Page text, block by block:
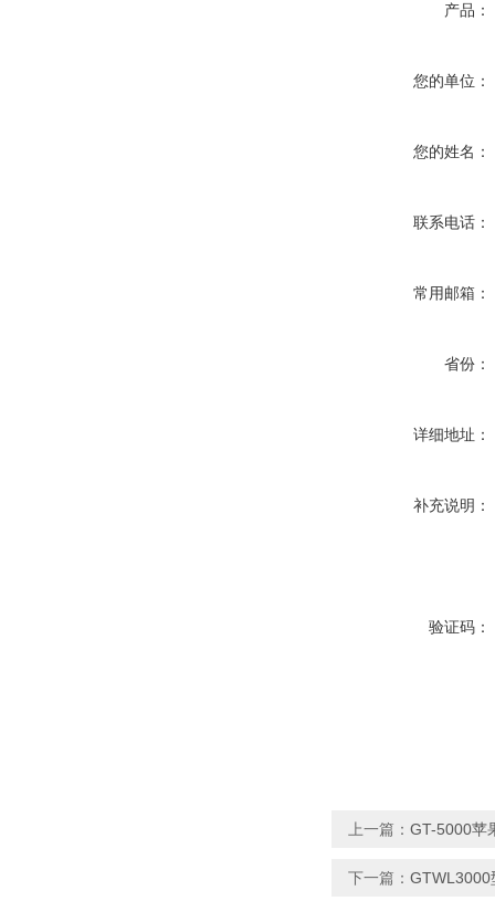
产品：
您的单位：
您的姓名：
联系电话：
常用邮箱：
省份：
详细地址：
补充说明：
验证码：
上一篇： GT-5000苹
下一篇： GTWL3000